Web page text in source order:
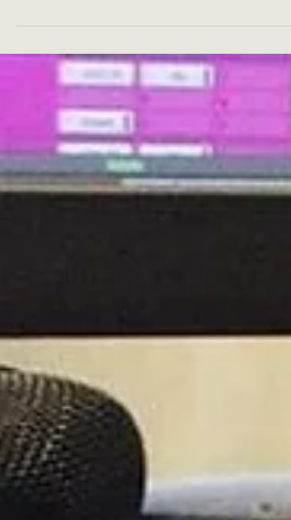
CFPM de Lyon. C'est là que Benjamin Gouhier,
le professeur de guitare, et Manon Cluzel, élève
chanteuse venue de l’Aveyron, vont se
rencontrer et prendre du plaisir à faire de la
musique ensemble. Il faut dire qu'ils ont en
commun l'amour d